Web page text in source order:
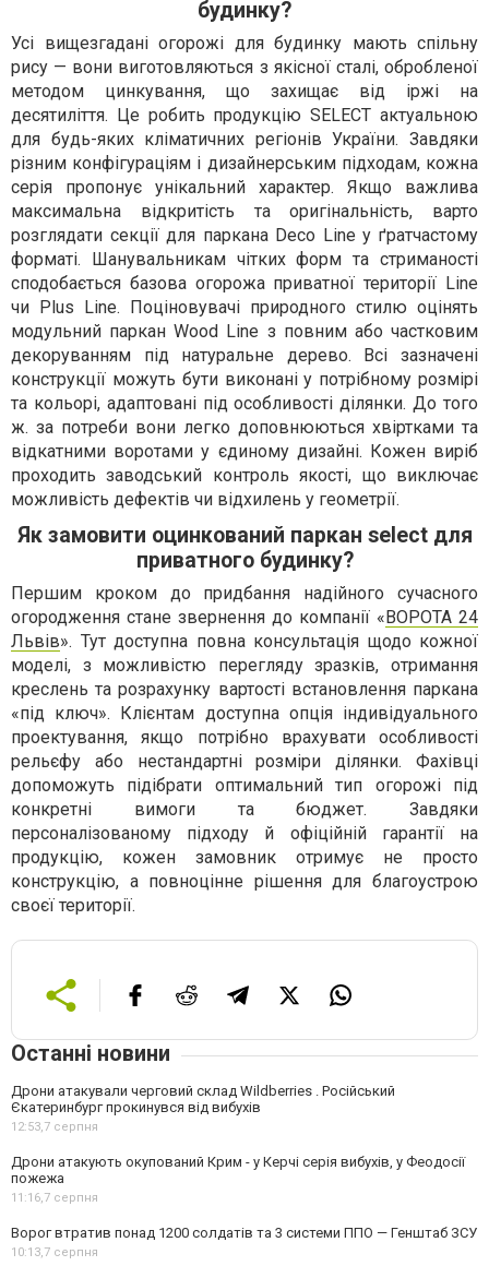
будинку?
Усі вищезгадані огорожі для будинку мають спільну
рису — вони виготовляються з якісної сталі, обробленої
методом цинкування, що захищає від іржі на
десятиліття. Це робить продукцію SELECT актуальною
для будь-яких кліматичних регіонів України. Завдяки
різним конфігураціям і дизайнерським підходам, кожна
серія пропонує унікальний характер. Якщо важлива
максимальна відкритість та оригінальність, варто
розглядати секції для паркана Deco Line у ґратчастому
форматі. Шанувальникам чітких форм та стриманості
сподобається базова огорожа приватної території Line
чи Plus Line. Поціновувачі природного стилю оцінять
модульний паркан Wood Line з повним або частковим
декоруванням під натуральне дерево. Всі зазначені
конструкції можуть бути виконані у потрібному розмірі
та кольорі, адаптовані під особливості ділянки. До того
ж. за потреби вони легко доповнюються хвіртками та
відкатними воротами у єдиному дизайні. Кожен виріб
проходить заводський контроль якості, що виключає
можливість дефектів чи відхилень у геометрії.
Як замовити оцинкований паркан select для
приватного будинку?
Першим кроком до придбання надійного сучасного
огородження стане звернення до компанії « ВОРОТА 24
Львів». Тут доступна повна консультація щодо кожної
моделі, з можливістю перегляду зразків, отримання
креслень та розрахунку вартості встановлення паркана
«під ключ». Клієнтам доступна опція індивідуального
проектування, якщо потрібно врахувати особливості
рельєфу або нестандартні розміри ділянки. Фахівці
допоможуть підібрати оптимальний тип огорожі під
конкретні вимоги та бюджет. Завдяки
персоналізованому підходу й офіційній гарантії на
продукцію, кожен замовник отримує не просто
конструкцію, а повноцінне рішення для благоустрою
своєї території.
Останні новини
Дрони атакували черговий склад Wildberries . Російський
Єкатеринбург прокинувся від вибухів
12:53,7 серпня
Дрони атакують окупований Крим - у Керчі серія вибухів, у Феодосії
пожежа
11:16,7 серпня
Ворог втратив понад 1200 солдатів та 3 системи ППО — Генштаб ЗСУ
10:13,7 серпня